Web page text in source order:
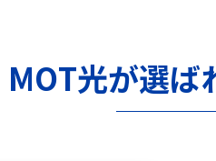
MOT光が選ば